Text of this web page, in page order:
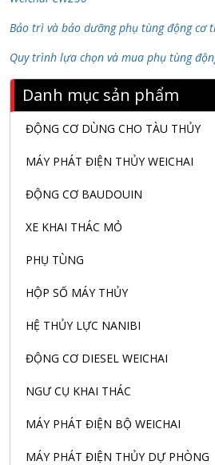
Danh mục sản phẩm
ĐỘNG CƠ DÙNG CHO TÀU THỦY
MÁY PHÁT ĐIỆN THỦY WEICHAI
ĐỘNG CƠ BAUDOUIN
XE KHAI THÁC MỎ
PHỤ TÙNG
HỘP SỐ MÁY THỦY
HỆ THỦY LỰC NANIBI
ĐỘNG CƠ DIESEL WEICHAI
NGƯ CỤ KHAI THÁC
MÁY PHÁT ĐIỆN BỘ WEICHAI
MÁY PHÁT ĐIỆN THỦY DỰ PHÒNG
Bảo trì và bảo dưỡng phụ tùng động cơ
Quy trình lựa chọn và mua phụ tùng